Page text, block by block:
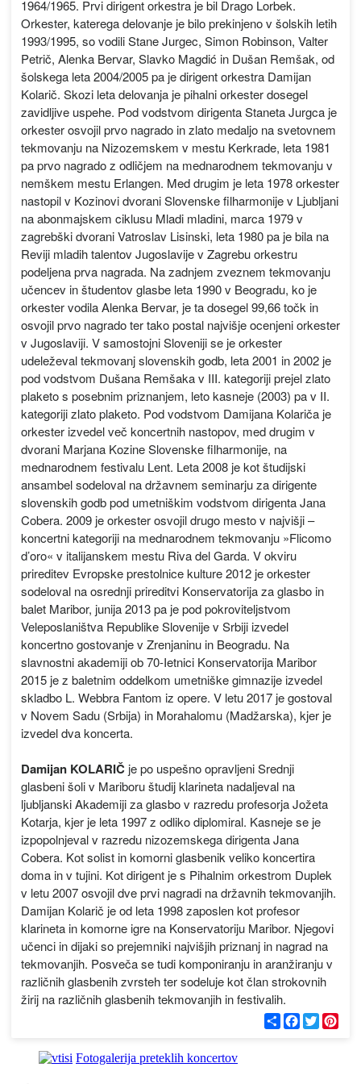
1964/1965. Prvi dirigent orkestra je bil Drago Lorbek.
Orkester, katerega delovanje je bilo prekinjeno v šolskih letih
1993/1995, so vodili Stane Jurgec, Simon Robinson, Valter
Petrič, Alenka Bervar, Slavko Magdić in Dušan Remšak, od
šolskega leta 2004/2005 pa je dirigent orkestra Damijan
Kolarič. Skozi leta delovanja je pihalni orkester dosegel
zavidljive uspehe. Pod vodstvom dirigenta Staneta Jurgca je
orkester osvojil prvo nagrado in zlato medaljo na svetovnem
tekmovanju na Nizozemskem v mestu Kerkrade, leta 1981
pa prvo nagrado z odličjem na mednarodnem tekmovanju v
nemškem mestu Erlangen. Med drugim je leta 1978 orkester
nastopil v Kozinovi dvorani Slovenske filharmonije v Ljubljani
na abonmajskem ciklusu Mladi mladini, marca 1979 v
zagrebški dvorani Vatroslav Lisinski, leta 1980 pa je bila na
Reviji mladih talentov Jugoslavije v Zagrebu orkestru
podeljena prva nagrada. Na zadnjem zveznem tekmovanju
učencev in študentov glasbe leta 1990 v Beogradu, ko je
orkester vodila Alenka Bervar, je ta dosegel 99,66 točk in
osvojil prvo nagrado ter tako postal najvišje ocenjeni orkester
v Jugoslaviji. V samostojni Sloveniji se je orkester
udeleževal tekmovanj slovenskih godb, leta 2001 in 2002 je
pod vodstvom Dušana Remšaka v III. kategoriji prejel zlato
plaketo s posebnim priznanjem, leto kasneje (2003) pa v II.
kategoriji zlato plaketo. Pod vodstvom Damijana Kolariča je
orkester izvedel več koncertnih nastopov, med drugim v
dvorani Marjana Kozine Slovenske filharmonije, na
mednarodnem festivalu Lent. Leta 2008 je kot študijski
ansambel sodeloval na državnem seminarju za dirigente
slovenskih godb pod umetniškim vodstvom dirigenta Jana
Cobera. 2009 je orkester osvojil drugo mesto v najvišji –
koncertni kategoriji na mednarodnem tekmovanju »Flicomo
d’oro« v italijanskem mestu Riva del Garda. V okviru
prireditev Evropske prestolnice kulture 2012 je orkester
sodeloval na osrednji prireditvi Konservatorija za glasbo in
balet Maribor, junija 2013 pa je pod pokroviteljstvom
Veleposlaništva Republike Slovenije v Srbiji izvedel
koncertno gostovanje v Zrenjaninu in Beogradu. Na
slavnostni akademiji ob 70-Ietnici Konservatorija Maribor
2015 je z baletnim oddelkom umetniške gimnazije izvedel
skladbo L. Webbra Fantom iz opere. V letu 2017 je gostoval
v Novem Sadu (Srbija) in Morahalomu (Madžarska), kjer je
izvedel dva koncerta.
Damijan KOLARIČje po uspešno opravljeni Srednji
glasbeni šoli v Mariboru študij klarineta nadaljeval na
ljubljanski Akademiji za glasbo v razredu profesorja Jožeta
Kotarja, kjer je leta 1997 z odliko diplomiral. Kasneje se je
izpopolnjeval v razredu nizozemskega dirigenta Jana
Cobera. Kot solist in komorni glasbenik veliko koncertira
doma in v tujini. Kot dirigent je s Pihalnim orkestrom Duplek
v letu 2007 osvojil dve prvi nagradi na državnih tekmovanjih.
Damijan Kolarič je od leta 1998 zaposlen kot profesor
klarineta in komorne igre na Konservatoriju Maribor. Njegovi
učenci in dijaki so prejemniki najvišjih priznanj in nagrad na
tekmovanjih. Posveča se tudi komponiranju in aranžiranju v
različnih glasbenih zvrsteh ter sodeluje kot član strokovnih
žirij na različnih glasbenih tekmovanjih in festivalih.
С
п
F
a
T
w
Fotogalerija preteklih koncertov